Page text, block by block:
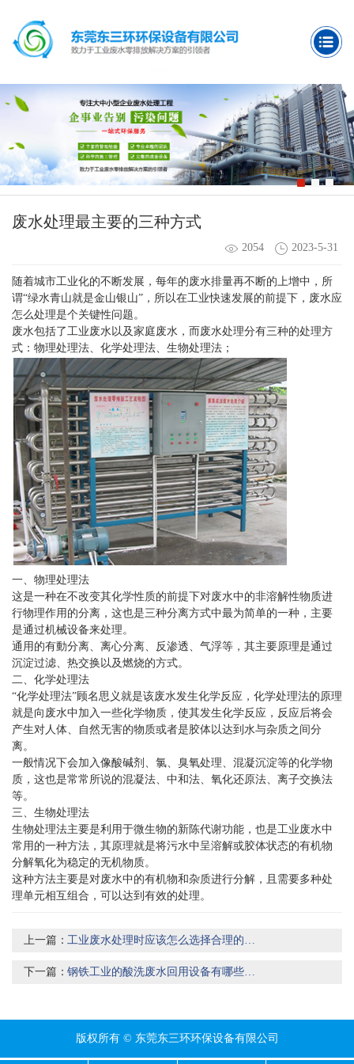
废水处理最主要的三种方式
2054 2023-5-31
随着城市工业化的不断发展，每年的废水排量再不断的上增中，所
谓“绿水青山就是金山银山”，所以在工业快速发展的前提下，废水应
怎么处理是个关键性问题。
废水包括了工业废水以及家庭废水，而废水处理分有三种的处理方
式：物理处理法、化学处理法、生物处理法；
一、物理处理法
这是一种在不改变其化学性质的前提下对废水中的非溶解性物质进
行物理作用的分离，这也是三种分离方式中最为简单的一种，主要
是通过机械设备来处理。
通用的有動分离、离心分离、反渗透、气浮等，其主要原理是通过
沉淀过滤、热交换以及燃烧的方式。
二、化学处理法
“化学处理法”顾名思义就是该废水发生化学反应，化学处理法的原理
就是向废水中加入一些化学物质，使其发生化学反应，反应后将会
产生对人体、自然无害的物质或者是胶体以达到水与杂质之间分
离。
一般情况下会加入像酸碱剂、氯、臭氧处理、混凝沉淀等的化学物
质，这也是常常所说的混凝法、中和法、氧化还原法、离子交换法
等。
三、生物处理法
生物处理法主要是利用于微生物的新陈代谢功能，也是工业废水中
常用的一种方法，其原理就是将污水中呈溶解或胶体状态的有机物
分解氧化为稳定的无机物质。
这种方法主要是对废水中的有机物和杂质进行分解，且需要多种处
理单元相互组合，可以达到有效的处理。
上一篇：
下一篇：
版权所有 © 东莞东三环环保设备有限公司